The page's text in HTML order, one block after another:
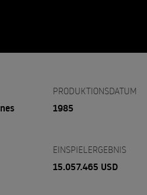
PRODUKTIONSDATUM
1985
EINSPIELERGEBNIS
15.057.465 USD